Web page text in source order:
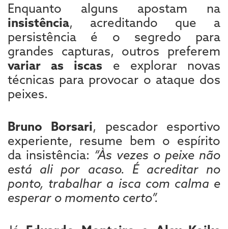
Enquanto alguns apostam na
insistência, acreditando que a
persistência é o segredo para
grandes capturas, outros preferem
variar as iscas e explorar novas
técnicas para provocar o ataque dos
peixes.
Bruno Borsari, pescador esportivo
experiente, resume bem o espírito
da insistência: “Às vezes o peixe não
está ali por acaso. É acreditar no
ponto, trabalhar a isca com calma e
esperar o momento certo”.